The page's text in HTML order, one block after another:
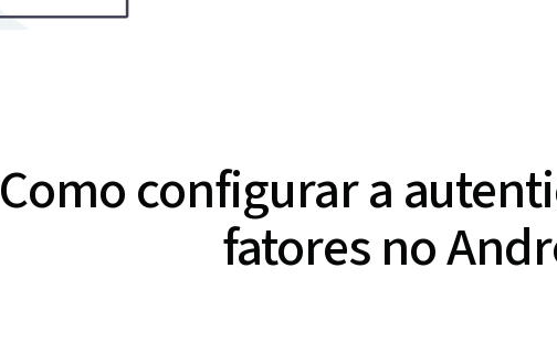
Como configurar a
fatores no